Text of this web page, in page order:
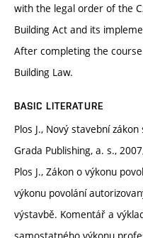
with the legal order of the
Building Act and its
After completing the
Building Law.
BASIC LITERATURE
Plos J., Nový stavební
Grada Publishing, a. s.,
Plos J., Zákon o výkonu
výkonu povolání
výstavbě. Komentář a
samostatného výkonu